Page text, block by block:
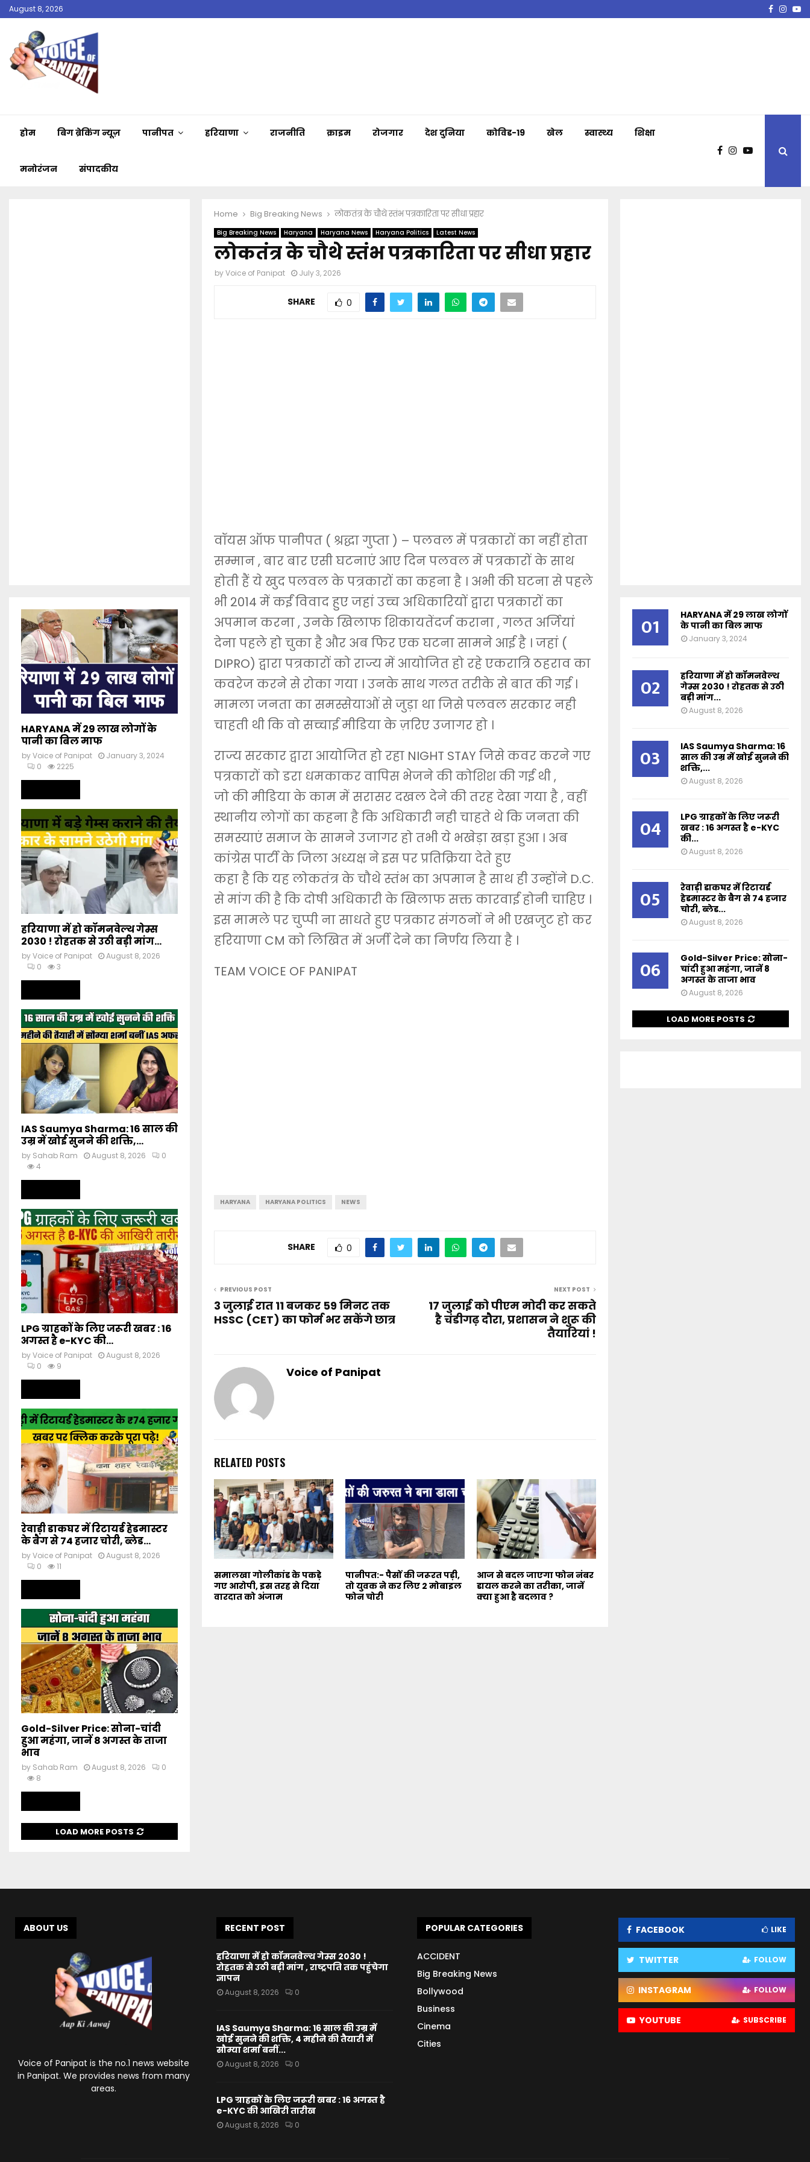
August 8, 2026
होम बिग ब्रेकिंग न्यूज़ पानीपत हरियाणा राजनीति क्राइम रोजगार देश दुनिया कोविड-19 खेल स्वास्थ्य शिक्षा
मनोरंजन संपादकीय
Home Big Breaking News लोकतंत्र के चौथे स्तंभ पत्रकारिता पर सीधा प्रहार
Big Breaking News Haryana Haryana News Haryana Politics Latest News
लोकतंत्र के चौथे स्तंभ पत्रकारिता पर सीधा प्रहार
byVoice of Panipat July 3, 2026
SHARE 0
वॉयस ऑफ पानीपत ( श्रद्धा गुप्ता ) – पलवल में पत्रकारों का नहीं होता
सम्मान , बार बार एसी घटनाएं आए दिन पलवल में पत्रकारों के साथ
होती हैं ये खुद पलवल के पत्रकारों का कहना है । अभी की घटना से पहले
भी 2014 में कईं विवाद हुए जहां उच्च अधिकारियों द्वारा पत्रकारों का
अपमान करना , उनके खिलाफ शिकायतेंदर्ज कराना , गलत अर्जियां
देना पहले हो चुका है और अब फिर एक घटना सामने आई है । जहां (
DIPRO) द्वारा पत्रकारों को राज्य में आयोजित हो रहे एकरात्रि ठहराव का
कवरेज करने से रोका गया । उनके साथ गलत तरीके से बात की गई ।
मामला जनता का समस्सेयाओं से जुड़ा था जिसे पलवल सरकार नही
चाहती थी कि वो सच्चाई मीडिया के ज़रिए उजागर हो ।
राज्य सरकार द्वारा आयोजित हो रहा NIGHT STAY जिसे कवर करने गए
पत्रकारों को डरा धमकाकर वापिस भेजने की कोशिश की गई थी ,
जो की मीडिया के काम में सरासर दखल देने की तरह देखा गया है , वहीं
स्थानीय लोगों का कहना है कि अधिकारी नही चाहते थे कि जनता की
समस्याएं समाज के सामने उजागर हो तभी ये भखेड़ा खड़ा हुआ । अब
कांग्रेस पार्टी के जिला अध्यक्ष ने इस पर प्रतिक्रिया देते हुए
कहा है कि यह लोकतंत्र के चौथे स्तंभ का अपमान है साथ ही उन्होंने D.C.
से मांग की है कि दोषी अधिकारी के खिलाफ सक्त कारवाई होनी चाहिए ।
इस मामले पर चुप्पी ना साधते हुए पत्रकार संगठनों ने भी एखजुट हो कर
हरियाणा CM को लिखित में अर्जी देने का निर्णय लिया है ।
TEAM VOICE OF PANIPAT
HARYANA HARYANA POLITICS NEWS
SHARE 0
PREVIOUS POST
3 जुलाई रात 11 बजकर 59 मिनट तक
HSSC (CET) का फोर्म भर सकेंगे छात्र
NEXT POST
17 जुलाई को पीएम मोदी कर सकते
है चंडीगढ़ दौरा, प्रशासन ने शुरू की
तैयारियां !
Voice of Panipat
RELATED POSTS
समालखा गोलीकांड के पकड़े
गए आरोपी, इस तरह से दिया
वारदात को अंजाम
पानीपत:- पैसों की जरूरत पड़ी,
तो युवक ने कर लिए 2 मोबाइल
फोन चोरी
आज से बदल जाएगा फोन नंबर
डायल करने का तरीका, जानें
क्या हुआ है बदलाव ?
HARYANA में 29 लाख लोगों के
पानी का बिल माफ
byVoice of Panipat
January 3, 2024
0
2225
हरियाणा में हो कॉमनवेल्थ गेम्स
2030 ! रोहतक से उठी बड़ी मांग...
byVoice of Panipat
August 8, 2026
0
3
IAS Saumya Sharma: 16 साल की
उम्र में खोई सुनने की शक्ति,...
by Sahab Ram August 8, 2026
0
4
LPG ग्राहकों के लिए जरूरी खबर : 16
अगस्त है e-KYC की...
byVoice of Panipat
August 8, 2026
0
9
रेवाड़ी डाकघर में रिटायर्ड हेडमास्टर
के बैग से 74 हजार चोरी, ब्लेड...
byVoice of Panipat
August 8, 2026
0
11
Gold-Silver Price: सोना-चांदी
हुआ महंगा, जानें 8 अगस्त के ताजा
भाव
by Sahab Ram August 8, 2026
0
8
LOAD MORE POSTS
01
HARYANA में 29 लाख लोगों
के पानी का बिल माफ
January 3, 2024
02
हरियाणा में हो कॉमनवेल्थ
गेम्स 2030 ! रोहतक से उठी
बड़ी मांग...
August 8, 2026
03
IAS Saumya Sharma: 16
साल की उम्र में खोई सुनने की
शक्ति,...
August 8, 2026
04
LPG ग्राहकों के लिए जरूरी
खबर : 16 अगस्त है e-KYC
की...
August 8, 2026
05
रेवाड़ी डाकघर में रिटायर्ड
हेडमास्टर के बैग से 74 हजार
चोरी, ब्लेड...
August 8, 2026
06
Gold-Silver Price: सोना-
चांदी हुआ महंगा, जानें 8
अगस्त के ताजा भाव
August 8, 2026
LOAD MORE POSTS
ABOUT US
Voice of Panipat is the no.1 news website
in Panipat. We provides news from many
areas.
RECENT POST
हरियाणा में हो कॉमनवेल्थ गेम्स 2030 !
रोहतक से उठी बड़ी मांग , राष्ट्रपति तक पहुंचेगा
ज्ञापन
August 8, 2026 0
IAS Saumya Sharma: 16 साल की उम्र में
खोई सुनने की शक्ति, 4 महीने की तैयारी में
सौम्या शर्मा बनीं...
August 8, 2026 0
LPG ग्राहकों के लिए जरूरी खबर : 16 अगस्त है
e-KYC की आखिरी तारीख
August 8, 2026 0
POPULAR CATEGORIES
ACCIDENT
Big Breaking News
Bollywood
Business
Cinema
Cities
FACEBOOK LIKE
TWITTER FOLLOW
INSTAGRAM FOLLOW
YOUTUBE SUBSCRIBE